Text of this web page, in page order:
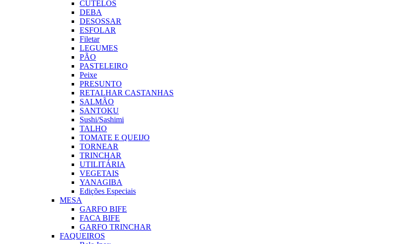
CUTELOS
DEBA
DESOSSAR
ESFOLAR
Filetar
LEGUMES
PÃO
PASTELEIRO
Peixe
PRESUNTO
RETALHAR CASTANHAS
SALMÃO
SANTOKU
Sushi/Sashimi
TALHO
TOMATE E QUEIJO
TORNEAR
TRINCHAR
UTILITÁRIA
VEGETAIS
YANAGIBA
Edições Especiais
MESA
GARFO BIFE
FACA BIFE
GARFO TRINCHAR
FAQUEIROS